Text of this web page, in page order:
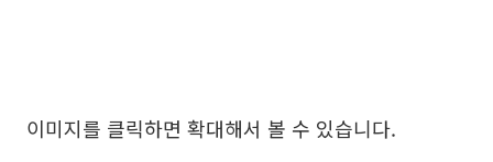
이미지를 클릭하면 확대해서 볼 수 있습니다.